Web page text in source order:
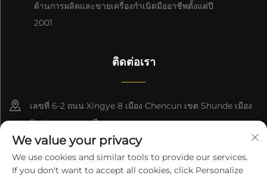
ด้านการผลิตและขายเครื่องกําเนิดมืออาชีพตั้งแต่ปี
2001
ติดต่อเรา
เลขที่ 6-2 ถนน Xingye 8 เมือง Chencun เขต Shunde เมือง
Foshan กวางดง จีน
8618676517177
[email protected]
We value your privacy
We use cookies and similar tools to provide our services.
If you don't want to accept all cookies, click Personalize